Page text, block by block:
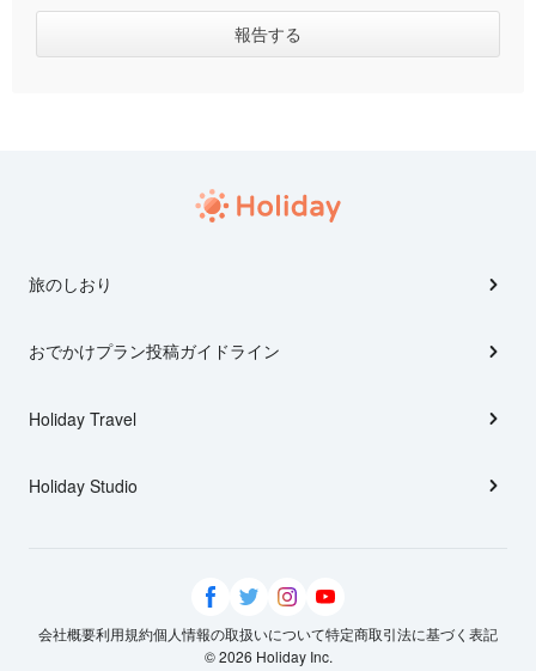
旅のしおり
おでかけプラン投稿ガイドライン
Holiday Travel
Holiday Studio
会社概要利用規約個人情報の取扱いについて特定商取引法に基づく表記
© 2026 Holiday Inc.